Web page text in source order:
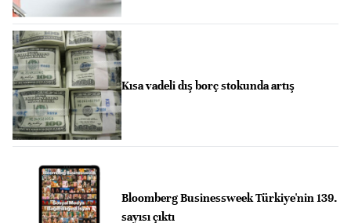
Kısa vadeli dış borç stokunda artış
Bloomberg Businessweek Türkiye'nin 139.
sayısı çıktı